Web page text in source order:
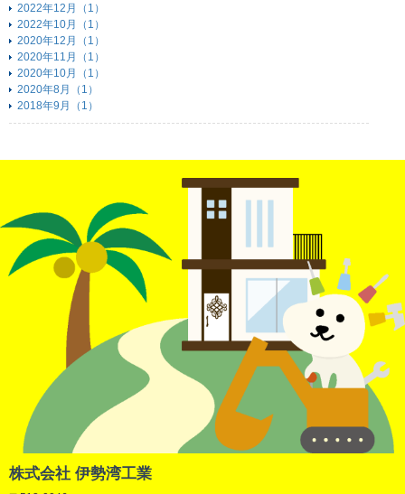
2022年12月（1）
2022年10月（1）
2020年12月（1）
2020年11月（1）
2020年10月（1）
2020年8月（1）
2018年9月（1）
株式会社 伊勢湾工業